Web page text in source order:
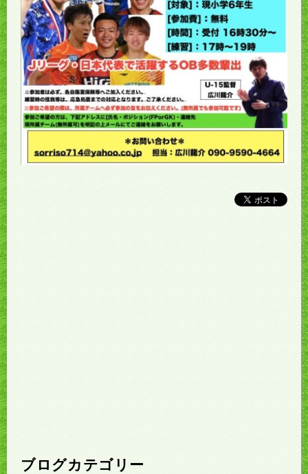
ブログカテゴリー